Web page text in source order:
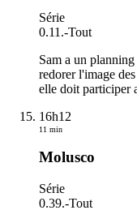
Série
0.11.-Tout
Sam a un
redorer l'image
elle doit participer
16h12
11 min
Molusco
Série
0.39.-Tout